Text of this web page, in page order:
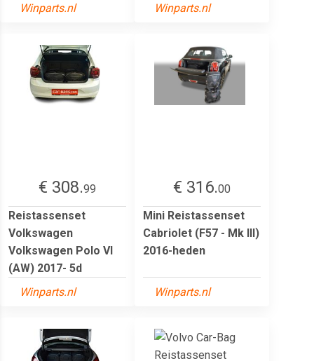
Winparts.nl Winparts.nl
€ 308.99
Reistassenset
Volkswagen
Volkswagen Polo VI
(AW) 2017- 5d
Winparts.nl
€ 316.00
Mini Reistassenset
Cabriolet (F57 - Mk III)
2016-heden
Winparts.nl